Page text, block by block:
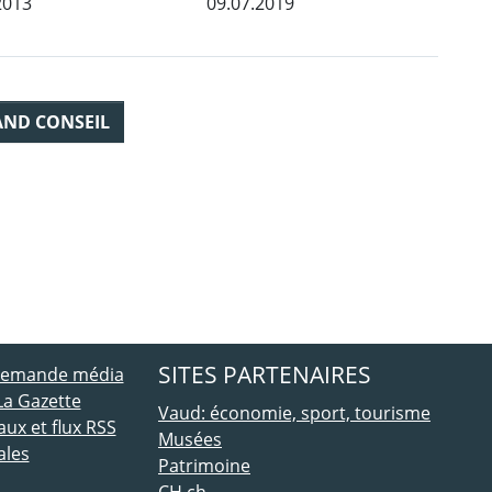
CONSEIL
média
Gazette
et flux RSS
SITES PARTENAIRES
Vaud: économie, sport, tourisme
Musées
Patrimoine